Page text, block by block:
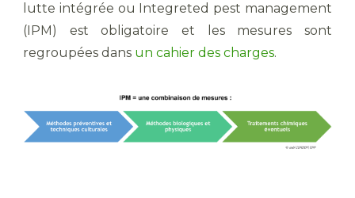
lutte intégrée ou Integreted pest management
(IPM) est obligatoire et les mesures sont
regroupées dans un cahier des charges.